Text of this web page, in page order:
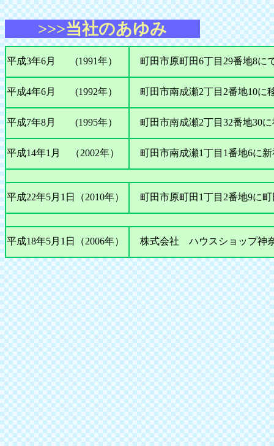
>>>当社のあゆみ
平成3年6月 (1991年） 町田市原町田6丁目29番地8に
平成4年6月 (1992年） 町田市南成瀬2丁目2番地10に
平成7年8月 (1995年） 町田市南成瀬2丁目32番地
平成14年1月 （2002年） 町田市南成瀬1丁目1番地6
平成22年5月1日（2010年） 町田市原町田1丁目2番地9に町
平成18年5月1日（2006年） 株式会社 ハウスショップ神